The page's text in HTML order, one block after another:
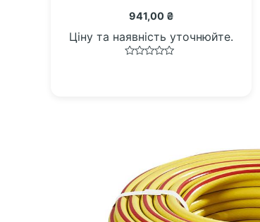
941,00 ₴
Ціну та наявність уточнюйте.